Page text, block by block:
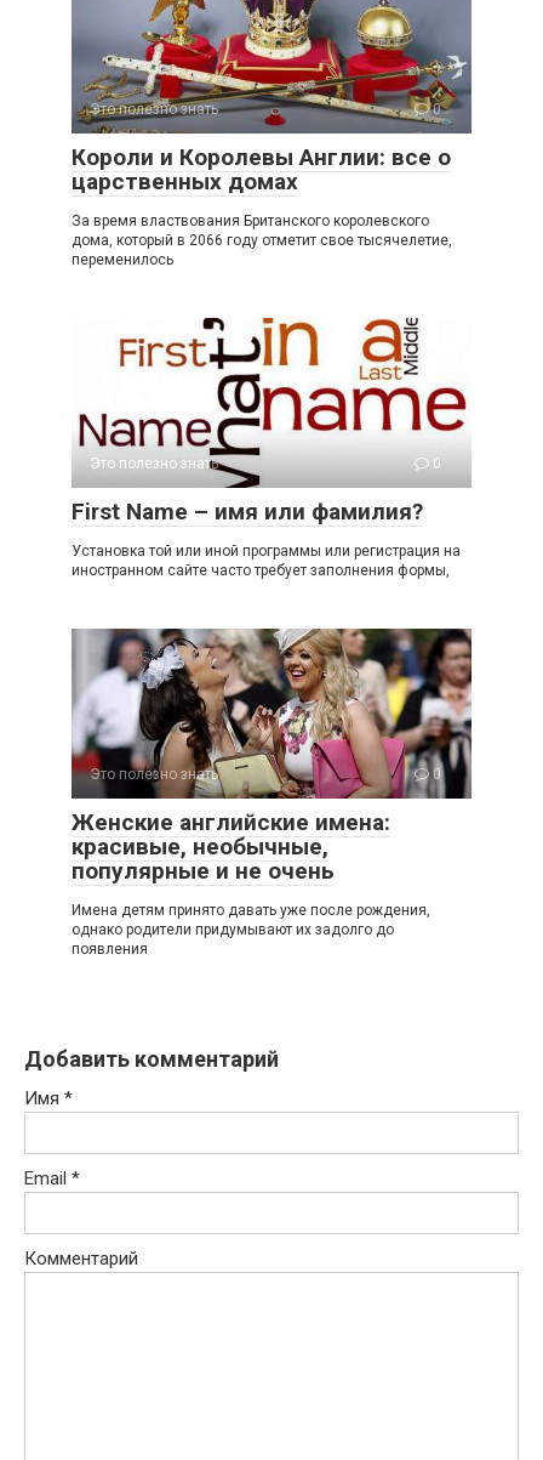
Это полезно знать 0
Короли и Королевы Англии: все о
царственных домах
За время властвования Британского королевского
дома, который в 2066 году отметит свое тысячелетие,
переменилось
Это полезно знать 0
First Name – имя или фамилия?
Установка той или иной программы или регистрация на
иностранном сайте часто требует заполнения формы,
Это полезно знать 0
Женские английские имена:
красивые, необычные,
популярные и не очень
Имена детям принято давать уже после рождения,
однако родители придумывают их задолго до
появления
Добавить комментарий
Имя *
Email *
Комментарий